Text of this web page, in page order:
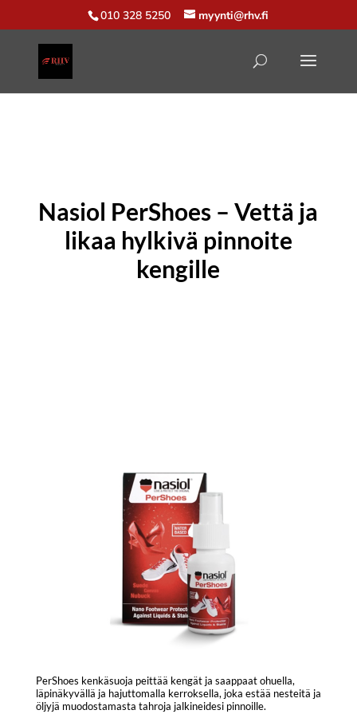
010 328 5250 myynti@rhv.fi
Nasiol PerShoes – Vettä ja
likaa hylkivä pinnoite
kengille
PerShoes kenkäsuoja peittää kengät ja saappaat ohuella,
läpinäkyvällä ja hajuttomalla kerroksella, joka estää nesteitä ja
öljyjä muodostamasta tahroja jalkineidesi pinnoille.